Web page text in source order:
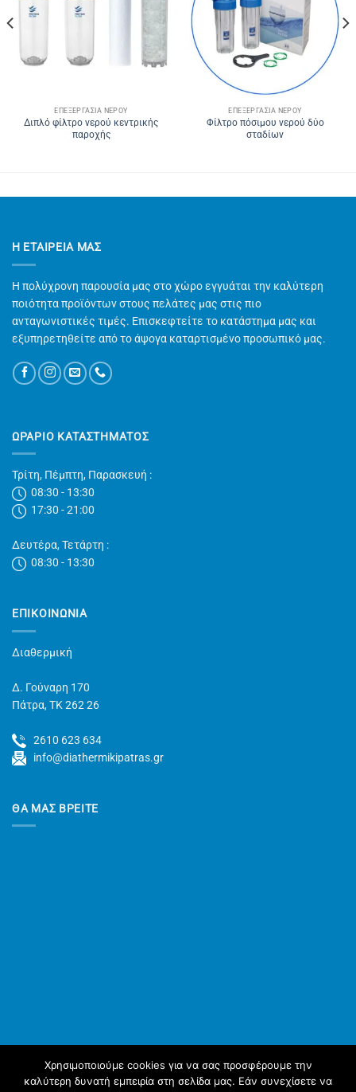
ΕΠΕΞΕΡΓΑΣΊΑ ΝΕΡΟΎ
Διπλό φίλτρο νερού κεντρικής
παροχής
ΕΠΕΞΕΡΓΑΣΊΑ ΝΕΡΟΎ
Φίλτρο πόσιμου νερού δύο
σταδίων
Η ΕΤΑΙΡΕΊΑ ΜΑΣ
Η πολύχρονη παρουσία μας στο χώρο εγγυάται την καλύτερη
ποιότητα προϊόντων στους πελάτες μας στις πιο
ανταγωνιστικές τιμές. Επισκεφτείτε το κατάστημα μας και
εξυπηρετηθείτε από το άψογα καταρτισμένο προσωπικό μας.
ΩΡΑΡΙΟ ΚΑΤΑΣΤΗΜΑΤΟΣ
Τρίτη, Πέμπτη, Παρασκευή :
08:30 - 13:30
17:30 - 21:00
Δευτέρα, Τετάρτη :
08:30 - 13:30
ΕΠΙΚΟΙΝΩΝΊΑ
Διαθερμική
Δ. Γούναρη 170
Πάτρα, TK 262 26
2610 623 634
info@diathermikipatras.gr
ΘΑ ΜΑΣ ΒΡΕΙΤΕ
Χρησιμοποιούμε cookies για να σας προσφέρουμε την
καλύτερη δυνατή εμπειρία στη σελίδα μας. Εάν συνεχίσετε να